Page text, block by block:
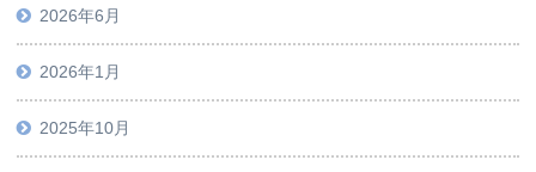
2026年6月
2026年1月
2025年10月